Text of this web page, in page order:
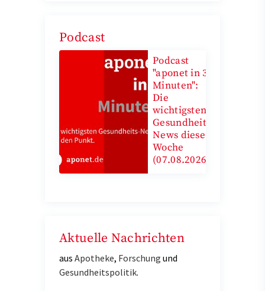
Podcast
Podcast
"aponet in 3
Minuten":
Die
wichtigsten
Gesundheits-
News diese
Woche
(07.08.2026)
Aktuelle Nachrichten
aus Apotheke, Forschung und
Gesundheitspolitik.